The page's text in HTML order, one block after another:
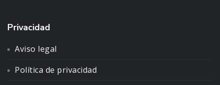
Privacidad
Aviso legal
Política de privacidad